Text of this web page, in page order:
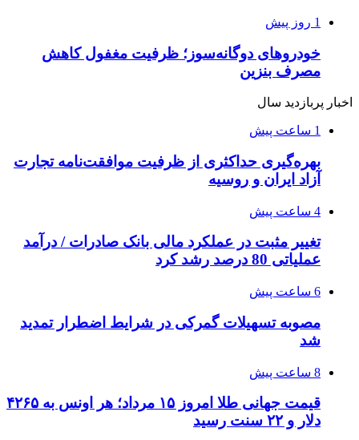
1 روز پیش
خودروهای دوگانه‌سوز؛ ظرفیت مغفول کاهش
مصرف بنزین
اخبار پربازدید سال
1 ساعت پیش
بهره‌گیری حداکثری از ظرفیت موافقت‌نامه تجارت
آزاد ایران و روسیه
4 ساعت پیش
تغییر مثبت در عملکرد مالی بانک صادرات / درآمد
عملیاتی 80 درصد رشد کرد
6 ساعت پیش
مصوبه تسهیلات گمرکی در شرایط اضطرار تمدید
شد
8 ساعت پیش
قیمت جهانی طلا امروز ۱۵ مرداد؛ هر اونس به ۴۲۶۵
دلار و ۲۲ سنت رسید